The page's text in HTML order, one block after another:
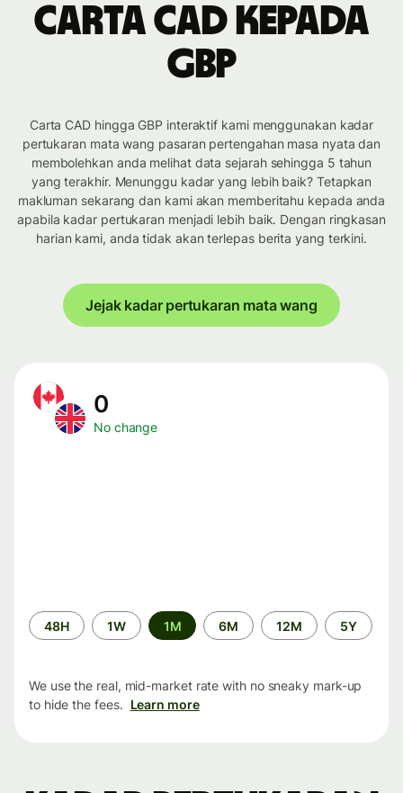
Carta CAD kepada
GBP
Carta CAD hingga GBP interaktif kami menggunakan kadar
pertukaran mata wang pasaran pertengahan masa nyata dan
membolehkan anda melihat data sejarah sehingga 5 tahun
yang terakhir. Menunggu kadar yang lebih baik? Tetapkan
makluman sekarang dan kami akan memberitahu kepada anda
apabila kadar pertukaran menjadi lebih baik. Dengan ringkasan
harian kami, anda tidak akan terlepas berita yang terkini.
Jejak kadar pertukaran mata wang
0
No change
Time
period
48H 1W 1M 6M 12M 5Y
We use the real, mid-market rate with no sneaky mark-up
to hide the fees. Learn more